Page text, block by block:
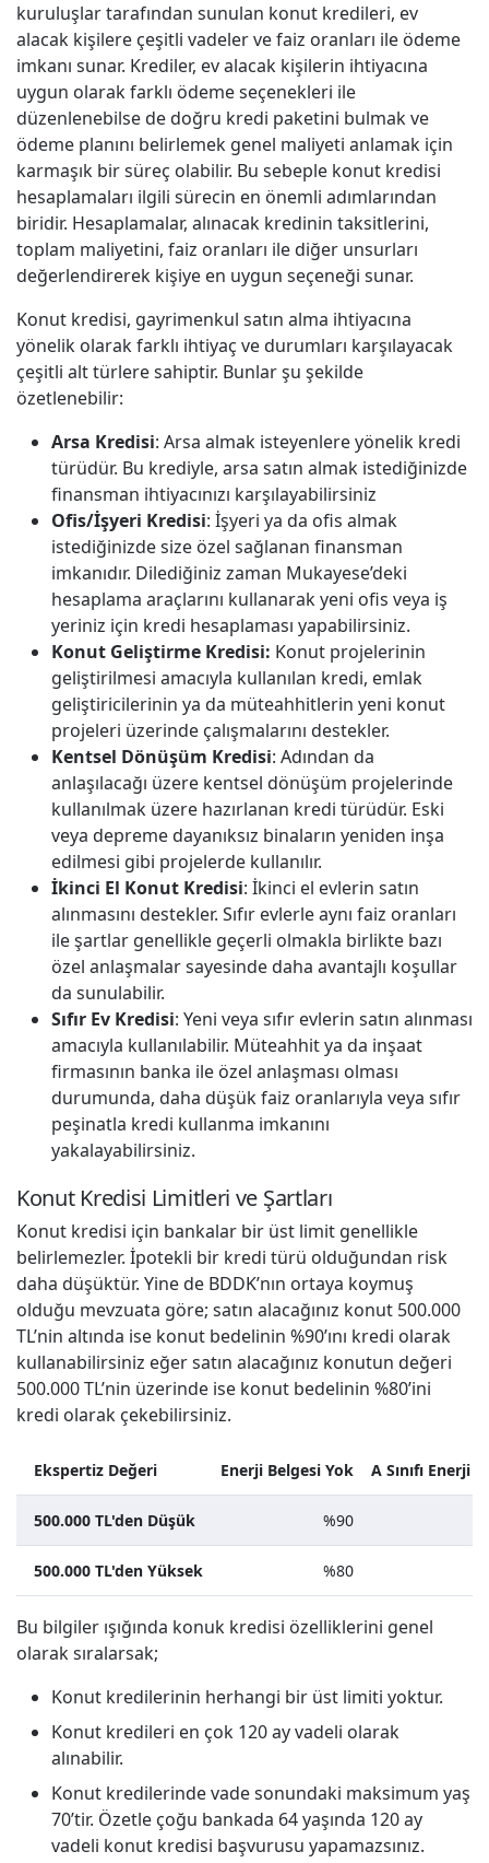
kuruluşlar tarafından sunulan konut kredileri, ev
alacak kişilere çeşitli vadeler ve faiz oranları ile ödeme
imkanı sunar. Krediler, ev alacak kişilerin ihtiyacına
uygun olarak farklı ödeme seçenekleri ile
düzenlenebilse de doğru kredi paketini bulmak ve
ödeme planını belirlemek genel maliyeti anlamak için
karmaşık bir süreç olabilir. Bu sebeple konut kredisi
hesaplamaları ilgili sürecin en önemli adımlarından
biridir. Hesaplamalar, alınacak kredinin taksitlerini,
toplam maliyetini, faiz oranları ile diğer unsurları
değerlendirerek kişiye en uygun seçeneği sunar.
Konut kredisi, gayrimenkul satın alma ihtiyacına
yönelik olarak farklı ihtiyaç ve durumları karşılayacak
çeşitli alt türlere sahiptir. Bunlar şu şekilde
özetlenebilir:
Arsa Kredisi: Arsa almak isteyenlere yönelik kredi
türüdür. Bu krediyle, arsa satın almak istediğinizde
finansman ihtiyacınızı karşılayabilirsiniz
Ofis/İşyeri Kredisi: İşyeri ya da ofis almak
istediğinizde size özel sağlanan finansman
imkanıdır. Dilediğiniz zaman Mukayese’deki
hesaplama araçlarını kullanarak yeni ofis veya iş
yeriniz için kredi hesaplaması yapabilirsiniz.
Konut Geliştirme Kredisi: Konut projelerinin
geliştirilmesi amacıyla kullanılan kredi, emlak
geliştiricilerinin ya da müteahhitlerin yeni konut
projeleri üzerinde çalışmalarını destekler.
Kentsel Dönüşüm Kredisi: Adından da
anlaşılacağı üzere kentsel dönüşüm projelerinde
kullanılmak üzere hazırlanan kredi türüdür. Eski
veya depreme dayanıksız binaların yeniden inşa
edilmesi gibi projelerde kullanılır.
İkinci El Konut Kredisi: İkinci el evlerin satın
alınmasını destekler. Sıfır evlerle aynı faiz oranları
ile şartlar genellikle geçerli olmakla birlikte bazı
özel anlaşmalar sayesinde daha avantajlı koşullar
da sunulabilir.
Sıfır Ev Kredisi: Yeni veya sıfır evlerin satın alınması
amacıyla kullanılabilir. Müteahhit ya da inşaat
firmasının banka ile özel anlaşması olması
durumunda, daha düşük faiz oranlarıyla veya sıfır
peşinatla kredi kullanma imkanını
yakalayabilirsiniz.
Konut Kredisi Limitleri ve Şartları
Konut kredisi için bankalar bir üst limit genellikle
belirlemezler. İpotekli bir kredi türü olduğundan risk
daha düşüktür. Yine de BDDK’nın ortaya koymuş
olduğu mevzuata göre; satın alacağınız konut 500.000
TL’nin altında ise konut bedelinin %90’ını kredi olarak
kullanabilirsiniz eğer satın alacağınız konutun değeri
500.000 TL’nin üzerinde ise konut bedelinin %80’ini
kredi olarak çekebilirsiniz.
Ekspertiz Değeri Enerji Belgesi Yok A Sınıfı Enerji
500.000 TL'den Düşük %90
500.000 TL'den Yüksek %80
Bu bilgiler ışığında konuk kredisi özelliklerini genel
olarak sıralarsak;
Konut kredilerinin herhangi bir üst limiti yoktur.
Konut kredileri en çok 120 ay vadeli olarak
alınabilir.
Konut kredilerinde vade sonundaki maksimum yaş
70’tir. Özetle çoğu bankada 64 yaşında 120 ay
vadeli konut kredisi başvurusu yapamazsınız.